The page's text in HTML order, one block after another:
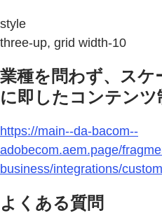
style
three-up, grid width-10
業種を問わず、スケ
に即したコンテンツ
https://main--da-bacom--
adobecom.aem.page/
business/integrations/
よくある質問